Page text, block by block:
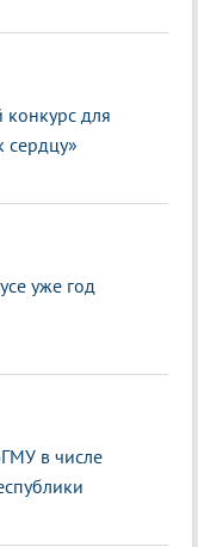
конкурс для
сердцу»
уже год
в числе